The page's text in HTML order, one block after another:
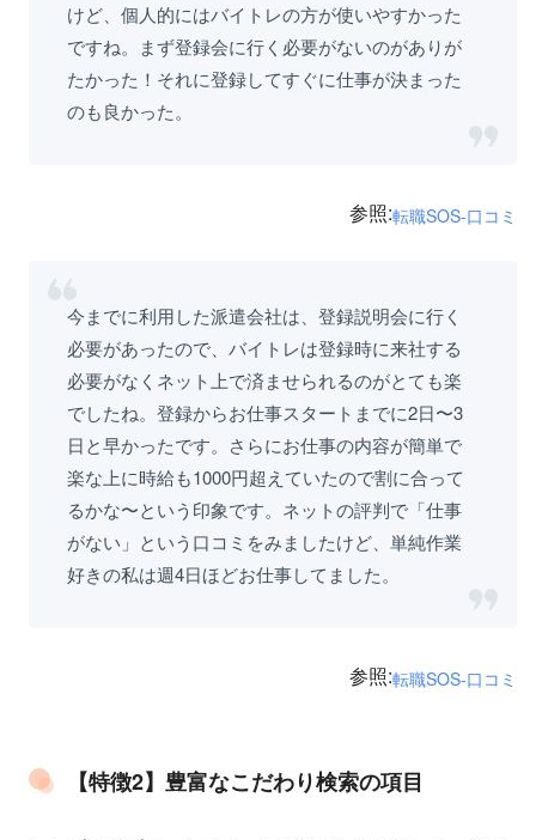
けど、個人的にはバイトレの方が使いやすかった
ですね。まず登録会に行く必要がないのがありが
たかった！それに登録してすぐに仕事が決まった
のも良かった。
参照:転職SOS-口コミ
今までに利用した派遣会社は、登録説明会に行く
必要があったので、バイトレは登録時に来社する
必要がなくネット上で済ませられるのがとても楽
でしたね。登録からお仕事スタートまでに2日〜3
日と早かったです。さらにお仕事の内容が簡単で
楽な上に時給も1000円超えていたので割に合って
るかな〜という印象です。ネットの評判で「仕事
がない」という口コミをみましたけど、単純作業
好きの私は週4日ほどお仕事してました。
参照:転職SOS-口コミ
【特徴2】豊富なこだわり検索の項目